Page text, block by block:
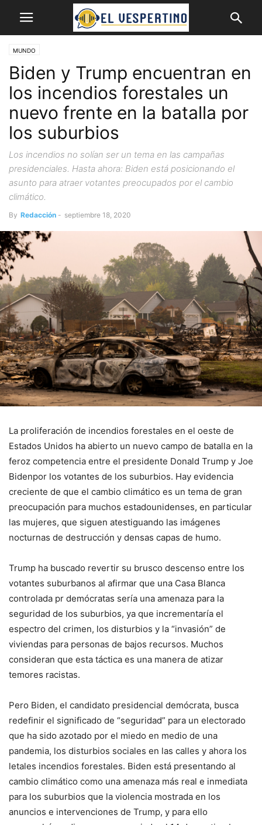
MUNDO
Biden y Trump encuentran en
los incendios forestales un
nuevo frente en la batalla por
los suburbios
Los incendios no solían ser un tema en las campañas
presidenciales. Hasta ahora: Biden está posicionando el
asunto para atraer votantes preocupados por el cambio
climático.
By Redacción - septiembre 18, 2020
La proliferación de incendios forestales en el oeste de
Estados Unidos ha abierto un nuevo campo de batalla en la
feroz competencia entre el presidente Donald Trump y Joe
Bidenpor los votantes de los suburbios. Hay evidencia
creciente de que el cambio climático es un tema de gran
preocupación para muchos estadounidenses, en particular
las mujeres, que siguen atestiguando las imágenes
nocturnas de destrucción y densas capas de humo.
Trump ha buscado revertir su brusco descenso entre los
votantes suburbanos al afirmar que una Casa Blanca
controlada pr demócratas sería una amenaza para la
seguridad de los suburbios, ya que incrementaría el
espectro del crimen, los disturbios y la “invasión” de
viviendas para personas de bajos recursos. Muchos
consideran que esta táctica es una manera de atizar
temores racistas.
Pero Biden, el candidato presidencial demócrata, busca
redefinir el significado de “seguridad” para un electorado
que ha sido azotado por el miedo en medio de una
pandemia, los disturbios sociales en las calles y ahora los
letales incendios forestales. Biden está presentando al
cambio climático como una amenaza más real e inmediata
para los suburbios que la violencia mostrada en los
anuncios e intervenciones de Trump, y para ello